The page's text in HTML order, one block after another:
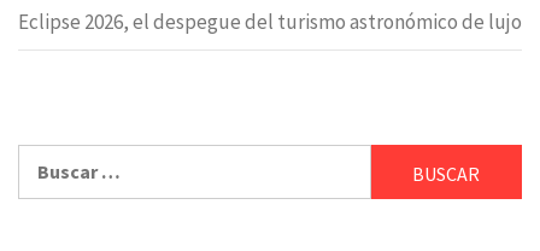
Eclipse 2026, el despegue del turismo astronómico de lujo